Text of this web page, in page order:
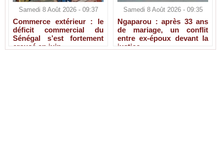
Samedi 8 Août 2026 - 09:37
Commerce extérieur : le
déficit commercial du
Sénégal s’est fortement
creusé en juin
Samedi 8 Août 2026 - 09:35
Ngaparou : après 33 ans
de mariage, un conflit
entre ex-époux devant la
justice